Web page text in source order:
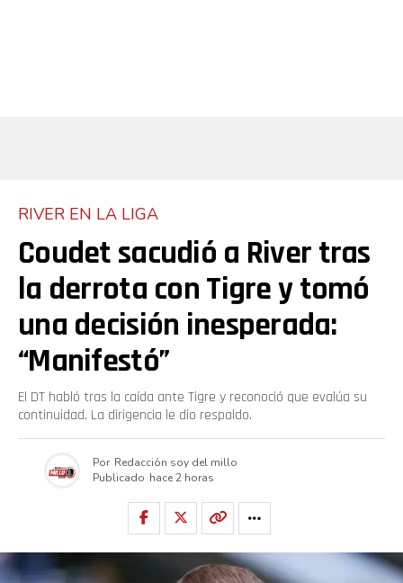
RIVER EN LA LIGA
Coudet sacudió a River tras
la derrota con Tigre y tomó
una decisión inesperada:
“Manifestó”
El DT habló tras la caída ante Tigre y reconoció que evalúa su
continuidad. La dirigencia le dio respaldo.
Por Redacción soy del millo
Publicado hace 2 horas